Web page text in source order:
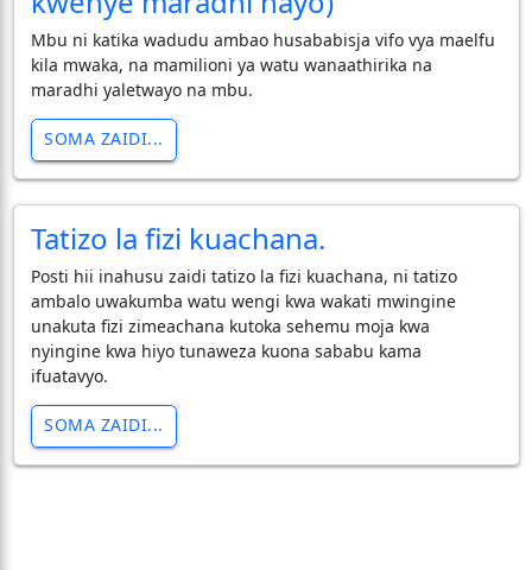
Mbu ni katika wadudu ambao husababisja vifo vya maelfu
kila mwaka, na mamilioni ya watu wanaathirika na
maradhi yaletwayo na mbu.
SOMA ZAIDI...
Tatizo la fizi kuachana.
Posti hii inahusu zaidi tatizo la fizi kuachana, ni tatizo
ambalo uwakumba watu wengi kwa wakati mwingine
unakuta fizi zimeachana kutoka sehemu moja kwa
nyingine kwa hiyo tunaweza kuona sababu kama
ifuatavyo.
SOMA ZAIDI...